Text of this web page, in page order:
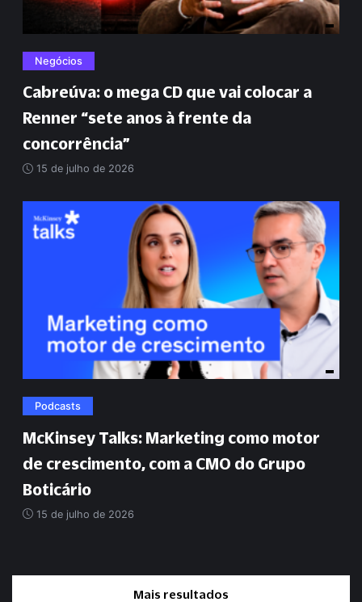
Negócios
Cabreúva: o mega CD que vai colocar a
Renner “sete anos à frente da
concorrência”
15 de julho de 2026
Podcasts
McKinsey Talks: Marketing como motor
de crescimento, com a CMO do Grupo
Boticário
15 de julho de 2026
Mais resultados